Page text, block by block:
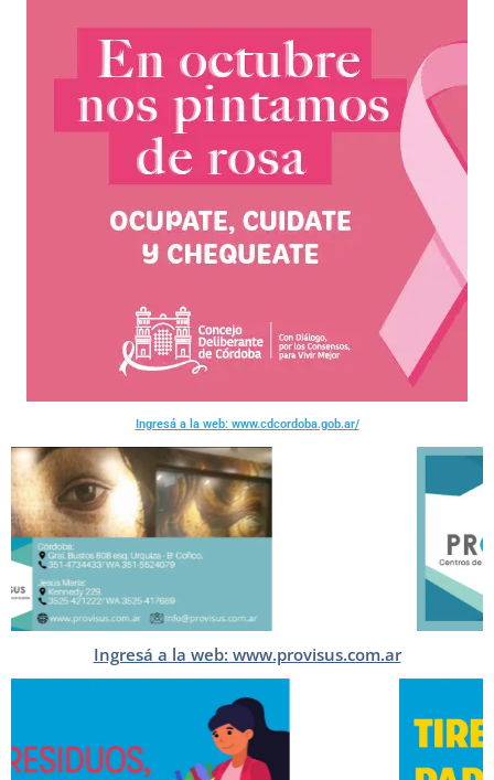
Ingresá a la web: www.cdcordoba.gob.ar/
Ingresá a la web: www.provisus.com.ar